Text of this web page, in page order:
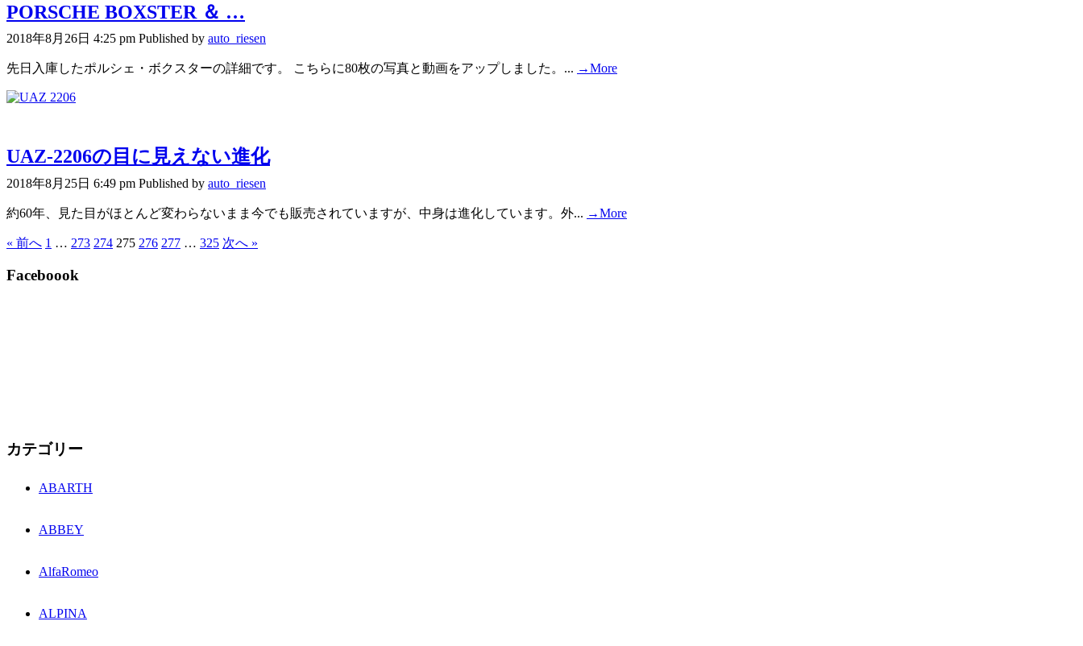
PORSCHE BOXSTER ＆ …
2018年8月26日 4:25 pm Published by auto_riesen
先日入庫したポルシェ・ボクスターの詳細です。 こちらに80枚の写真と動画をアップしました。... →More
UAZ-2206の目に見えない進化
2018年8月25日 6:49 pm Published by auto_riesen
約60年、見た目がほとんど変わらないまま今でも販売されていますが、中身は進化しています。外... →More
« 前へ 1 … 273 274 275 276 277 … 325 次へ »
Faceboook
カテゴリー
ABARTH
ABBEY
AlfaRomeo
ALPINA